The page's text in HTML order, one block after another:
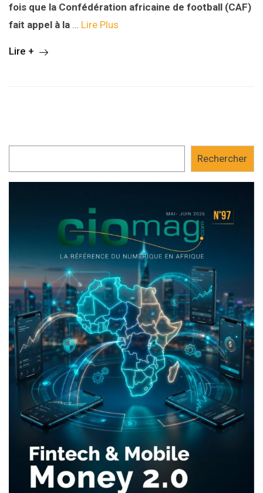
fois que la Confédération africaine de football (CAF)
fait appel à la … Lire Plus
Lire +
Rechercher